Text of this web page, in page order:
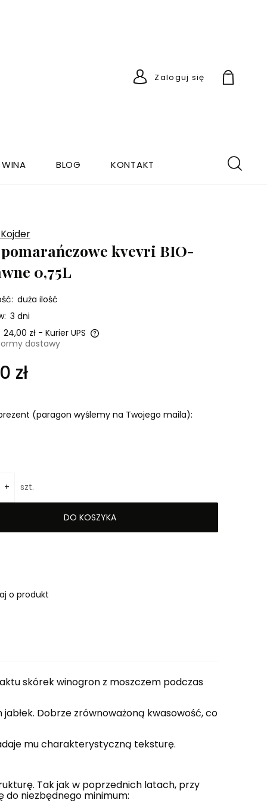
Zaloguj się
BLOG KONTAKT
kvevri BIO-
0,75L
duża ilość
3 dni
24,00 zł - Kurier UPS
dostawy
zł
(paragon wyślemy na Twojego maila):
+ szt.
DO KOSZYKA
o produkt
skórek winogron z moszczem podczas
Dobrze zrównoważoną kwasowość, co
mu charakterystyczną teksturę.
Tak jak w poprzednich latach, przy
niezbędnego minimum: